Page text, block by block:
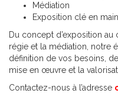
Médiation
Exposition clé en main
Du concept d’exposition
régie et la médiation, notre
définition de vos besoins,
mise en œuvre et la
Contactez-nous à l’adresse